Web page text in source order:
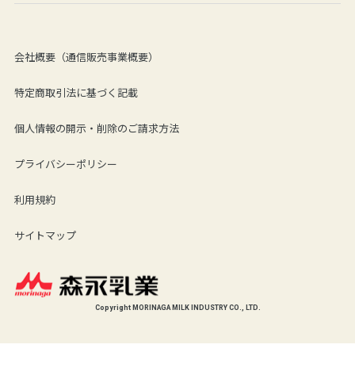
会社概要（通信販売事業概要）
特定商取引法に基づく記載
個人情報の開示・削除のご請求方法
プライバシーポリシー
利用規約
サイトマップ
Copyright MORINAGA MILK INDUSTRY CO., LTD.